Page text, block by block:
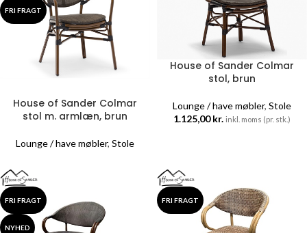
FRI FRAGT
House of Sander Colmar
stol m. armlæn, brun
Lounge / have møbler, Stole
House of Sander Colmar
stol, brun
Lounge / have møbler, Stole
1.125,00kr. inkl. moms (pr. stk.)
FRI FRAGT
NYHED
FRI FRAGT